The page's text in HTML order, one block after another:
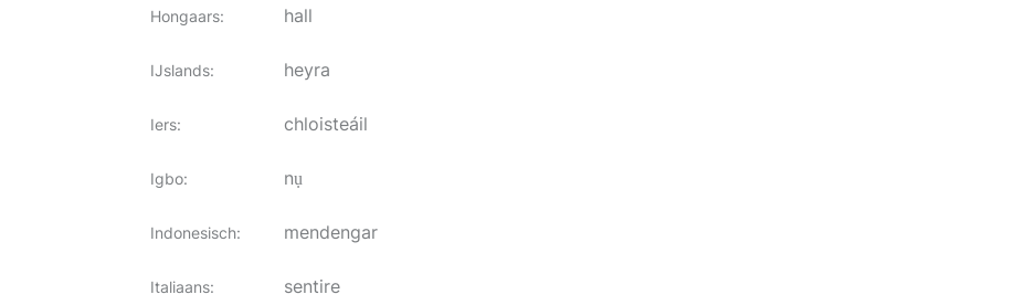
Hongaars: hall
IJslands: heyra
Iers: chloisteáil
Igbo: nụ
Indonesisch: mendengar
Italiaans: sentire